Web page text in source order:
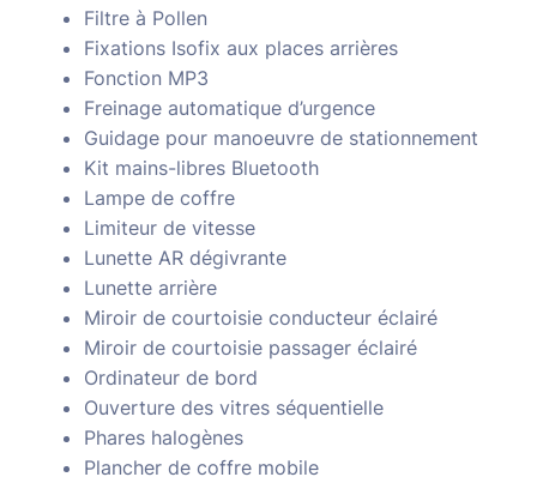
Filtre à Pollen
Fixations Isofix aux places arrières
Fonction MP3
Freinage automatique d’urgence
Guidage pour manoeuvre de stationnement
Kit mains-libres Bluetooth
Lampe de coffre
Limiteur de vitesse
Lunette AR dégivrante
Lunette arrière
Miroir de courtoisie conducteur éclairé
Miroir de courtoisie passager éclairé
Ordinateur de bord
Ouverture des vitres séquentielle
Phares halogènes
Plancher de coffre mobile